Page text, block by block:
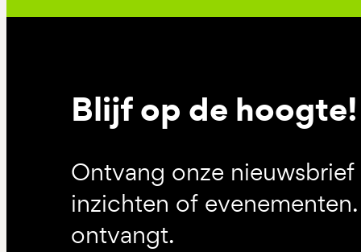
Blijf op de hoogte!
Ontvang onze
inzichten of
ontvangt.